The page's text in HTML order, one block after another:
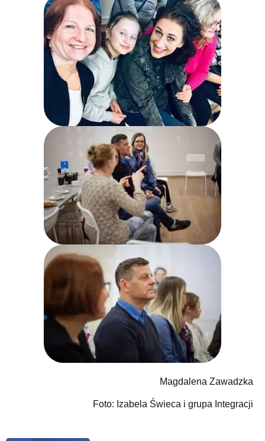
Magdalena Zawadzka
Foto: Izabela Świeca i grupa Integracji